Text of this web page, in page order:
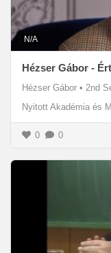
N/A
Hézser Gábor -
Hézser Gábor • 2nd
Nyitott Akadémia és
0 0